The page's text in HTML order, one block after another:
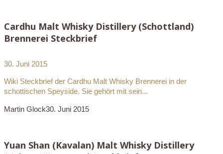
Cardhu Malt Whisky Distillery (Schottland)
Brennerei Steckbrief
30. Juni 2015
Wiki Steckbrief der Cardhu Malt Whisky Brennerei in der
schottischen Speyside. Sie gehört mit sein...
Martin Glock30. Juni 2015
Yuan Shan (Kavalan) Malt Whisky Distillery